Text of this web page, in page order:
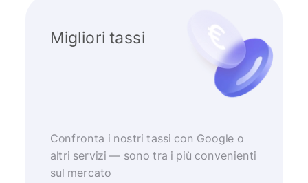
Migliori tassi
Confronta i nostri tassi con Google o
altri servizi — sono tra i più convenienti
sul mercato